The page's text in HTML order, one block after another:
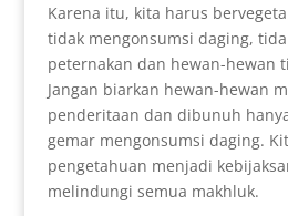
Karena itu, kita harus
tidak mengonsumsi daging,
peternakan dan hewan-hewan
Jangan biarkan hewan-hewan
penderitaan dan dibunuh
gemar mengonsumsi daging.
pengetahuan menjadi
melindungi semua makhluk.